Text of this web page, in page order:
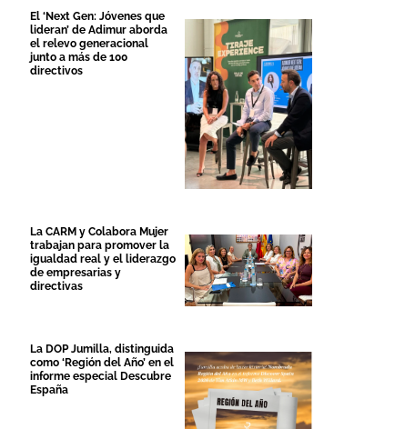
El ‘Next Gen: Jóvenes que
lideran’ de Adimur aborda
el relevo generacional
junto a más de 100
directivos
La CARM y Colabora Mujer
trabajan para promover la
igualdad real y el liderazgo
de empresarias y
directivas
La DOP Jumilla, distinguida
como ‘Región del Año’ en el
informe especial Descubre
España